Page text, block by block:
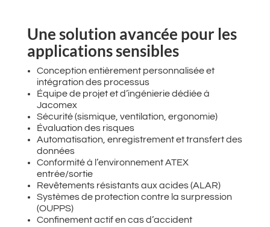
Une solution avancée pour les
applications sensibles
Conception entièrement personnalisée et
intégration des processus​
Équipe de projet et d’ingénierie dédiée à
Jacomex
Sécurité (sismique, ventilation, ergonomie)
Évaluation des risques​
Automatisation, enregistrement et transfert des
données​
Conformité à l’environnement ATEX
entrée/sortie​
Revêtements résistants aux acides (ALAR)
Systèmes de protection contre la surpression
(OUPPS)​
Confinement actif en cas d’accident​